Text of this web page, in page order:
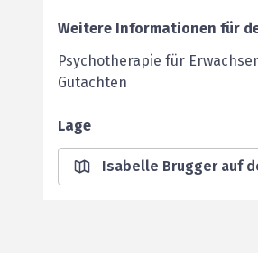
Weitere Informationen für
Psychotherapie für
Gutachten
Lage
Isabelle Brugger auf